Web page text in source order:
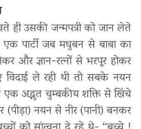
ही उसकी जन्मपत्री को जान लेते
पार्टी जब मधुबन से बाबा का
और ज्ञान-रत्नों से भरपूर होकर
ले रही थी तो सबके नयन
अद्भुत चुम्बकीय शक्ति से खिंचे
नयन से नीर (पानी) बनकर